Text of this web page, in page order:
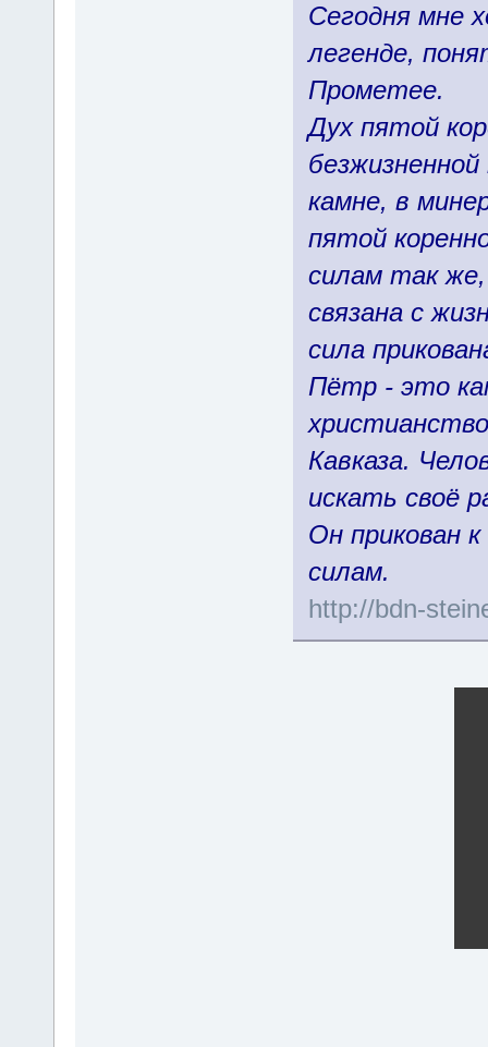
Сегодня мне
легенде,
Прометее.
Дух пятой
камне, в
пятой
силам так
связана с
сила
Пётр - это
Кавказа.
искать своё
Он прикован
силам.
http://bdn-